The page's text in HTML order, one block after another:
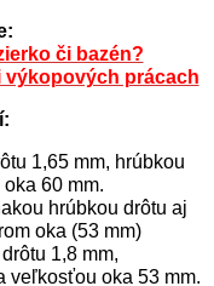
či bazén?
výkopových prácach
1,65 mm, hrúbkou
60 mm.
hrúbkou drôtu aj
oka (53 mm)
1,8 mm,
veľkosťou oka 53 mm.